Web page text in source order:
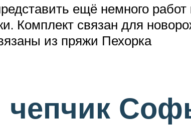
ещё немного
Комплект связан для
из пряжи Пехорка